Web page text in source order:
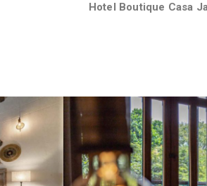
Hotel Boutique Casa